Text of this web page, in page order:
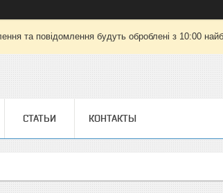
та повідомлення будуть оброблені з 10:00
СТАТЬИ КОНТАКТЫ